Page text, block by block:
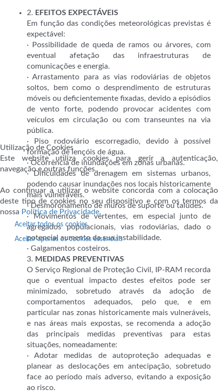
2. EFEITOS EXPECTÁVEIS
Em função das condições meteorológicas previstas é
expectável:
· Possibilidade de queda de ramos ou árvores, com
eventual afetação das infraestruturas de
comunicações e energia.
· Arrastamento para as vias rodoviárias de objetos
soltos, bem como o desprendimento de estruturas
móveis ou deficientemente fixadas, devido a episódios
de vento forte, podendo provocar acidentes com
veículos em circulação ou com transeuntes na via
pública.
· Piso rodoviário escorregadio, devido à possível
formação de lençóis de água.
· Ocorrência de inundações em zonas urbanas.
· Dificuldades de drenagem em sistemas urbanos,
podendo causar inundações nos locais historicamente
mais vulneráveis.
· Desmoronamento de muros de suporte ou taludes.
· Movimentos de vertentes, em especial junto de
agregados populacionais, vias rodoviárias, dado o
potencial aumento da sua instabilidade.
· Galgamentos costeiros.
3. MEDIDAS PREVENTIVAS
O Serviço Regional de Proteção Civil, IP-RAM recorda
que o eventual impacto destes efeitos pode ser
minimizado, sobretudo através da adoção de
comportamentos adequados, pelo que, e em
particular nas zonas historicamente mais vulneráveis,
e nas áreas mais expostas, se recomenda a adoção
das principais medidas preventivas para estas
situações, nomeadamente:
· Adotar medidas de autoproteção adequadas e
planear as deslocações em antecipação, sobretudo
face ao período mais adverso, evitando a exposição
ao risco.
Utilização de Cookies
Este website utiliza cookies para gerir a autenticação,
navegação e outras funções.
Ao continuar a utilizar o website concorda com a colocação
deste tipo de cookies no seu dispositivo e com os termos da
nossa Política de Privacidade.
Aceitar todos os cookies
Aceitar apenas os cookies essenciais